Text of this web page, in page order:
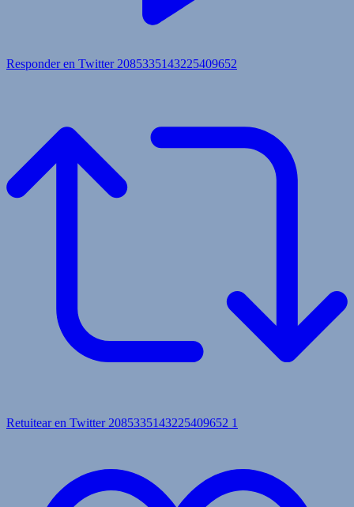
Responder en Twitter 2085335143225409652
Retuitear en Twitter 2085335143225409652 1